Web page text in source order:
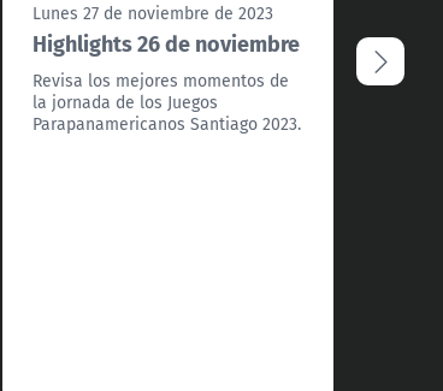
Lunes 27 de noviembre de 2023
Highlights 26 de noviembre
Revisa los mejores momentos de
la jornada de los Juegos
Parapanamericanos Santiago 2023.